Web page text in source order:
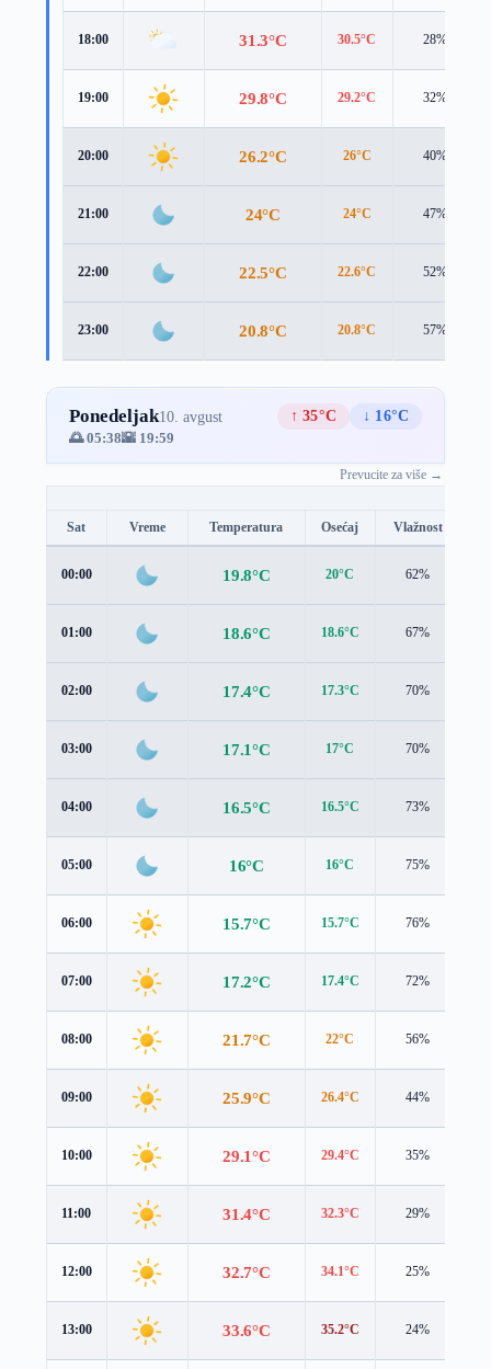
18:00 31.3°C 30.5°C 28%
19:00 29.8°C 29.2°C 32%
20:00 26.2°C 26°C 40%
21:00 24°C 24°C 47%
22:00 22.5°C 22.6°C 52%
23:00 20.8°C 20.8°C 57%
Ponedeljak10. avgust ↑ 35°C
↓ 16°C
🌅 05:38🌇 19:59
Prevucite za više →
Sat Vreme Temperatura Osećaj Vlažnost
00:00 19.8°C 20°C 62%
01:00 18.6°C 18.6°C 67%
02:00 17.4°C 17.3°C 70%
03:00 17.1°C 17°C 70%
04:00 16.5°C 16.5°C 73%
05:00 16°C 16°C 75%
06:00 15.7°C 15.7°C 76%
07:00 17.2°C 17.4°C 72%
08:00 21.7°C 22°C 56%
09:00 25.9°C 26.4°C 44%
10:00 29.1°C 29.4°C 35%
11:00 31.4°C 32.3°C 29%
12:00 32.7°C 34.1°C 25%
13:00 33.6°C 35.2°C 24%